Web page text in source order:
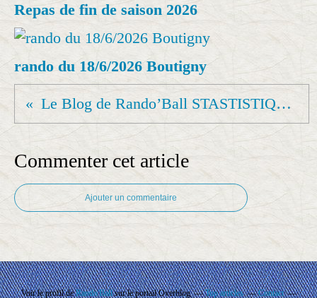
Repas de fin de saison 2026
rando du 18/6/2026 Boutigny
Le Blog de Rando’Ball STASTISTIQUES
Commenter cet article
Ajouter un commentaire
Voir le profil deRando'Ballsur le portail Overblog Top articles Contact